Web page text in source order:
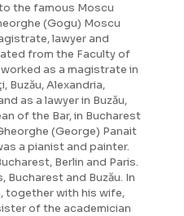
the famous Moscu
(Gogu) Moscu
lawyer and
from the Faculty of
as a magistrate in
Buzău, Alexandria,
as a lawyer in Buzău,
of the Bar, in Bucharest
(George) Panait
a pianist and painter.
Berlin and Paris.
Bucharest and Buzău. In
together with his wife,
of the academician